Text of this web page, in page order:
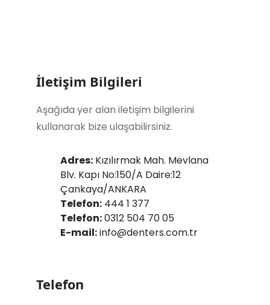
İletişim Bilgileri
Aşağıda yer alan iletişim bilgilerini
kullanarak bize ulaşabilirsiniz.
Adres: Kızılırmak Mah. Mevlana
Blv. Kapı No:150/A Daire:12
Çankaya/ANKARA
Telefon: 444 1 377
Telefon:0312 504 70 05
E-mail:info@denters.com.tr
Telefon